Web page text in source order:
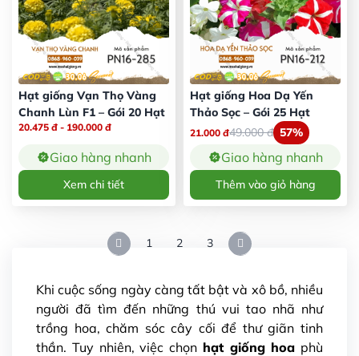
Hạt giống Vạn Thọ Vàng
Chanh Lùn F1 – Gói 20 Hạt
20.475 đ - 190.000 đ
Giao hàng nhanh
Xem chi tiết
Hạt giống Hoa Dạ Yến
Thảo Sọc – Gói 25 Hạt
21.000 đ49.000đ 57%
Giao hàng nhanh
Thêm vào giỏ hàng
1 2 3
Khi cuộc sống ngày càng tất bật và xô bồ, nhiều
người đã tìm đến những thú vui tao nhã như
trồng hoa, chăm sóc cây cối để thư giãn tinh
thần. Tuy nhiên, việc chọn hạt giống hoa phù